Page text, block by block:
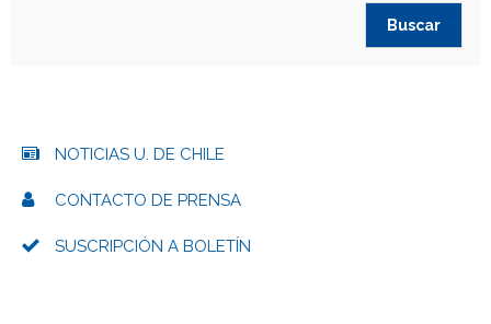
NOTICIAS U. DE CHILE
CONTACTO DE PRENSA
SUSCRIPCIÓN A BOLETÍN